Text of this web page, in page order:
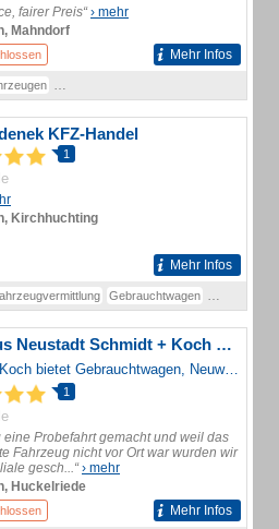
fairer Preis“› mehr
Mahndorf
Mehr Infos
KFZ-Handel
1
Kirchhuchting
Mehr Infos
Gebrauchtwagen
Autohaus Neustadt Schmidt + Koch GmbH
Schmidt+Koch bietet Gebrauchtwagen, Neuwagen und Service an über 19 Standorten in ganz Norddeutschland für VW, Ford, Opel, Skoda, Porsche und Audi.
1
eine Probefahrt gemacht und weil das
Fahrzeug nicht vor Ort war wurden wir
gesch...“› mehr
Huckelriede
Mehr Infos